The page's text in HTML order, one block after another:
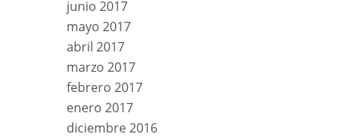
junio 2017
mayo 2017
abril 2017
marzo 2017
febrero 2017
enero 2017
diciembre 2016